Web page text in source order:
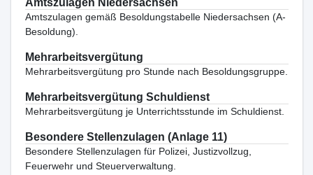
Amtszulagen Niedersachsen
Amtszulagen gemäß Besoldungstabelle Niedersachsen (A-
Besoldung).
Mehrarbeitsvergütung
Mehrarbeitsvergütung pro Stunde nach Besoldungsgruppe.
Mehrarbeitsvergütung Schuldienst
Mehrarbeitsvergütung je Unterrichtsstunde im Schuldienst.
Besondere Stellenzulagen (Anlage 11)
Besondere Stellenzulagen für Polizei, Justizvollzug,
Feuerwehr und Steuerverwaltung.